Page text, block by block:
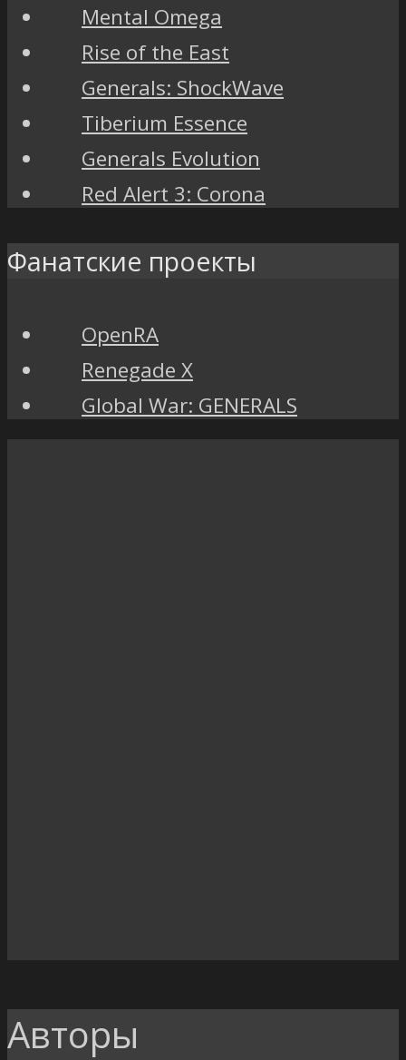
Mental Omega
Rise of the East
Generals: ShockWave
Tiberium Essence
Generals Evolution
Red Alert 3: Corona
Фанатские проекты
OpenRA
Renegade X
Global War: GENERALS
Авторы